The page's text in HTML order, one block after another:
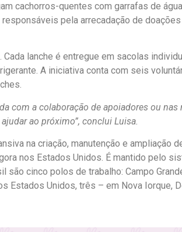
cachorros-quentes com garrafas de
pela arrecadação de
lanche é entregue em sacolas
A iniciativa conta com seis
com a colaboração de apoiadores ou nas
ao próximo”, conclui Luisa.
na criação, manutenção e ampliação
nos Estados Unidos. É mantido pelo
cinco polos de trabalho: Campo
Estados Unidos, três – em Nova Iorque,